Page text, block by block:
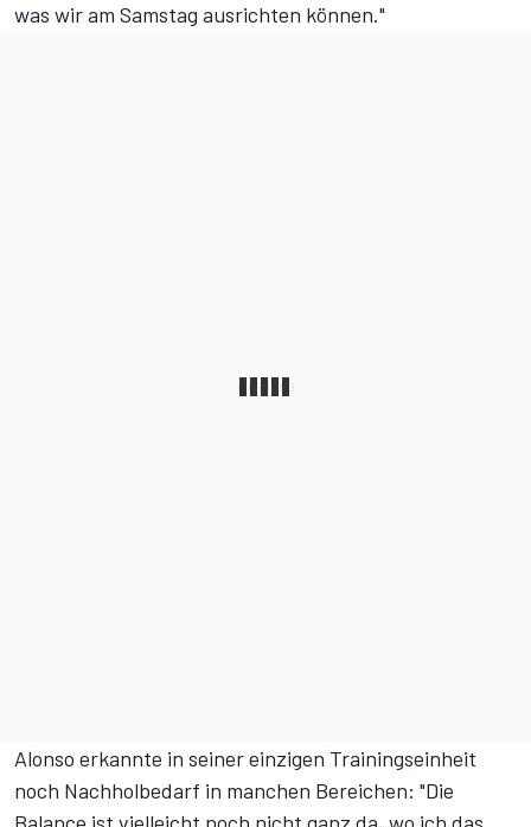
was wir am Samstag ausrichten können."
Alonso erkannte in seiner einzigen Trainingseinheit
noch Nachholbedarf in manchen Bereichen: "Die